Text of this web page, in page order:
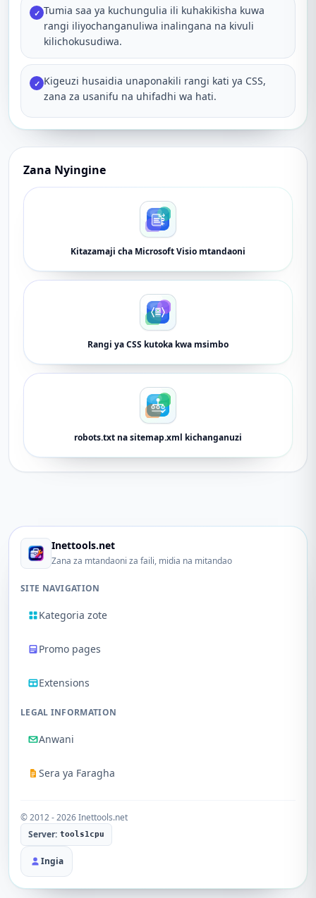
✓ Tumia saa ya kuchungulia ili kuhakikisha kuwa
rangi iliyochanganuliwa inalingana na kivuli
kilichokusudiwa.
✓ Kigeuzi husaidia unaponakili rangi kati ya CSS,
zana za usanifu na uhifadhi wa hati.
Zana Nyingine
Kitazamaji cha Microsoft Visio mtandaoni
Rangi ya CSS kutoka kwa msimbo
robots.txt na sitemap.xml kichanganuzi
Inettools.net
Zana za mtandaoni za faili, midia na mitandao
SITE NAVIGATION
Kategoria zote
Promo pages
Extensions
LEGAL INFORMATION
Anwani
Sera ya Faragha
© 2012 - 2026 Inettools.net
Server: tools1cpu
Ingia